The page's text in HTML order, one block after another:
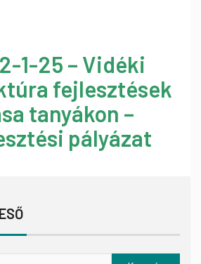
1-25 – Vidéki
fejlesztések
tanyákon –
pályázat